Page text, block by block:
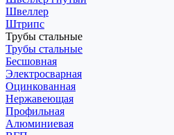
Швеллер
Штрипс
Трубы стальные
Трубы стальные
Бесшовная
Электросварная
Оцинкованная
Нержавеющая
Профильная
Алюминиевая